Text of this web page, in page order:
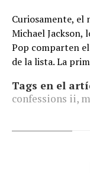
Curiosamente, el
Michael Jackson,
Pop comparten
de la lista. La
Tags en el
confessions ii,